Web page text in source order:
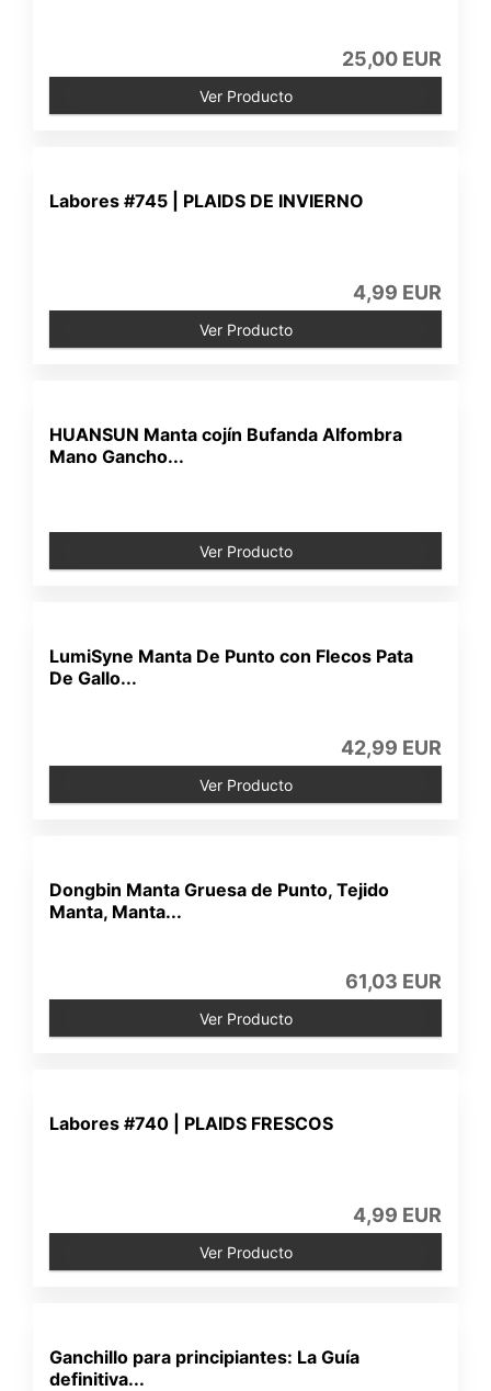
25,00 EUR
Ver Producto
Labores #745 | PLAIDS DE INVIERNO
4,99 EUR
Ver Producto
HUANSUN Manta cojín Bufanda Alfombra
Mano Gancho...
Ver Producto
LumiSyne Manta De Punto con Flecos Pata
De Gallo...
42,99 EUR
Ver Producto
Dongbin Manta Gruesa de Punto, Tejido
Manta, Manta...
61,03 EUR
Ver Producto
Labores #740 | PLAIDS FRESCOS
4,99 EUR
Ver Producto
Ganchillo para principiantes: La Guía
definitiva...